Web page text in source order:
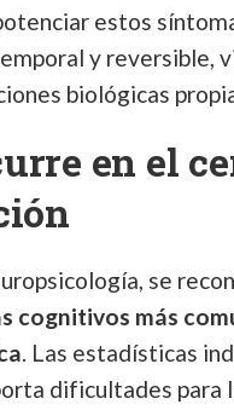
estos
y reversible,
biológicas
en el
se
cognitivos más
. Las estadísticas
dificultades para